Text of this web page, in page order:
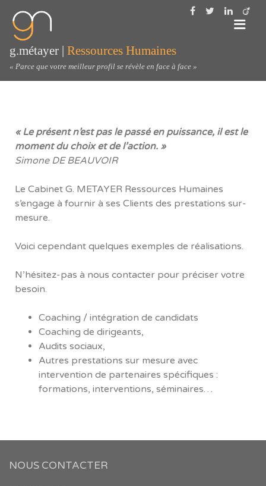
g.métayer | Ressources Humaines
« Parce que votre meilleur profil se révèle en face à face »
« Le présent n’est pas le passé en puissance, il est le
moment du choix et de l’action. »
Simone DE BEAUVOIR
Le Cabinet G. METAYER Ressources Humaines
s’engage à fournir à ses Clients des prestations sur-
mesure.
Voici cependant quelques exemples de réalisations.
N’hésitez-pas à nous contacter pour préciser votre
besoin.
Coaching / intégration de candidats
Coaching de dirigeants,
Audits sociaux,
Autres prestations sur mesure avec
intervention de partenaires spécifiques :
formations, interventions, séminaires…
NOUS CONTACTER